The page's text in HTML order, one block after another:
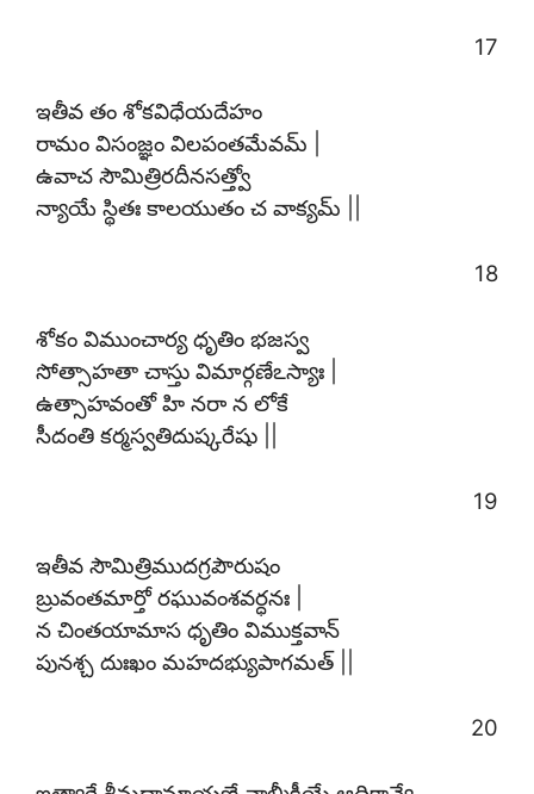
17
ఇతీవ తం శోకవిధేయదేహం
రామం విసంజ్ఞం విలపంతమేవమ్ |
ఉవాచ సౌమిత్రిరదీనసత్త్వో
న్యాయే స్థితః కాలయుతం చ వాక్యమ్ ||
18
శోకం విముంచార్య ధృతిం భజస్వ
సోత్సాహతా చాస్తు విమార్గణేఽస్యాః |
ఉత్సాహవంతో హి నరా న లోకే
సీదంతి కర్మస్వతిదుష్కరేషు ||
19
ఇతీవ సౌమిత్రిముదగ్రపౌరుషం
బ్రువంతమార్తో రఘువంశవర్ధనః |
న చింతయామాస ధృతిం విముక్తవాన్
పునశ్చ దుఃఖం మహదభ్యుపాగమత్ ||
20